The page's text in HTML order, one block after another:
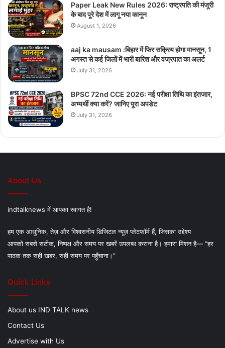
Paper Leak New Rules 2026: राष्ट्रपति की मंजूरी
के बाद पूरे देश में लागू नया कानून
August 1, 2026
aaj ka mausam :बिहार में फिर सक्रिय होगा मानसून, 1
अगस्त से कई जिलों में भारी बारिश और वज्रपात का अलर्ट
July 31, 2026
BPSC 72nd CCE 2026: नई परीक्षा तिथि का इंतजार,
अभ्यर्थी क्या करें? जानिए पूरा अपडेट
July 31, 2026
About Us
indtalknews में आपका स्वागत है!
हम एक आधुनिक, तेज़ और विश्वसनीय डिजिटल न्यूज़ प्लेटफॉर्म हैं, जिसका उद्देश्य
आपको सबसे सटीक, निष्पक्ष और समय पर खबरें उपलब्ध कराना है। हमारा मिशन है— “हर
पाठक तक सही खबर, सही समय पर पहुँचाना।”
Quick Links
About us IND TALK news
Contact Us
Advertise with Us